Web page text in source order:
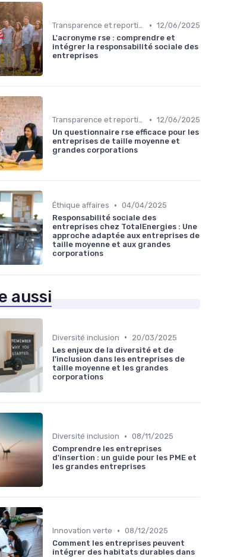
Transparence et reporting • 12/06/2025
L'acronyme rse : comprendre et
intégrer la responsabilité sociale des
entreprises
Transparence et reporting • 12/06/2025
Un questionnaire rse efficace pour les
entreprises de taille moyenne et
grandes corporations
Éthique affaires • 04/04/2025
Responsabilité sociale des
entreprises chez TotalEnergies : Une
approche adaptée aux entreprises de
taille moyenne et aux grandes
corporations
aussi
Diversité inclusion •
20/03/2025
Les enjeux de la diversité et de
l'inclusion dans les entreprises de
taille moyenne et les grandes
corporations
Diversité inclusion • 08/11/2025
Comprendre les entreprises
d'insertion : un guide pour les PME et
les grandes entreprises
Innovation verte • 08/12/2025
Comment les entreprises peuvent
intégrer des habitats durables dans